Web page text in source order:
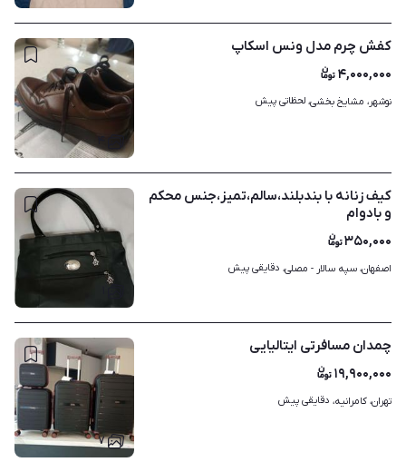
کفش چرم مدل ونس اسکاپ
۴,۰۰۰,۰۰۰
نوشهر، مشایخ بخشی، لحظاتی پیش
کیف زنانه با بندبلند،سالم،تمیز،جنس محکم
و بادوام
۳۵۰,۰۰۰
اصفهان، سپه سالار - مصلی، دقایقی پیش
۷
چمدان مسافرتی ایتالیایی
۱۹,۹۰۰,۰۰۰
تهران، کامرانیه، دقایقی پیش